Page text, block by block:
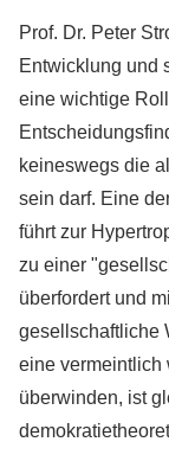
Prof. Dr. Peter
Entwicklung und
eine wichtige
keineswegs die
sein darf. Eine
führt zur
zu einer
überfordert und
gesellschaftliche
eine vermeintlich
überwinden, ist